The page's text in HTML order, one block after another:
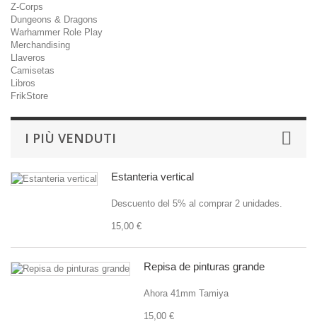
Z-Corps
Dungeons & Dragons
Warhammer Role Play
Merchandising
Llaveros
Camisetas
Libros
FrikStore
I PIÙ VENDUTI
Estanteria vertical
Descuento del 5% al comprar 2 unidades.
15,00 €
Repisa de pinturas grande
Ahora 41mm Tamiya
15,00 €